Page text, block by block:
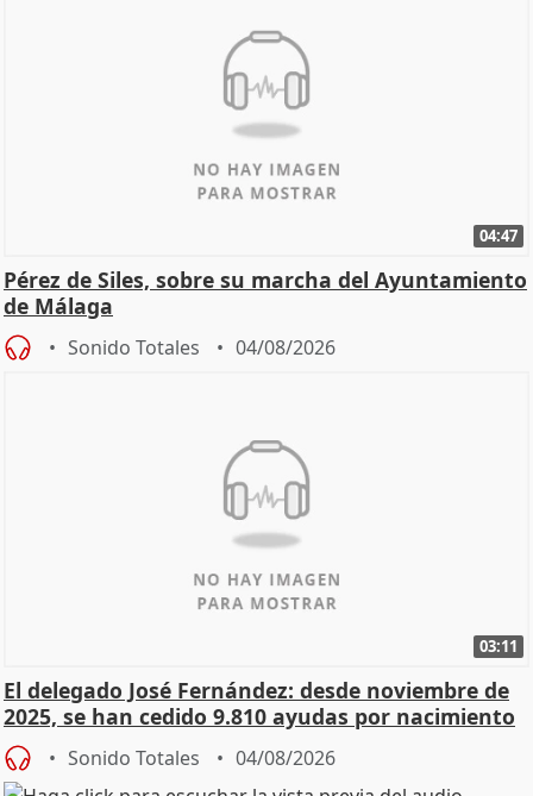
04:47
Pérez de Siles, sobre su marcha del Ayuntamiento
de Málaga
Sonido Totales 04/08/2026
03:11
El delegado José Fernández: desde noviembre de
2025, se han cedido 9.810 ayudas por nacimiento
Sonido Totales 04/08/2026